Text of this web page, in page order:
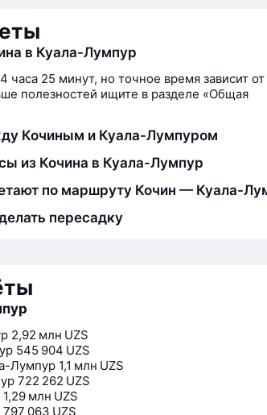
в Куала-Лумпур
часа 25 минут, но точное время зависит от
полезностей ищите в разделе «Общая
Кочиным и Куала-Лумпуром
из Кочина в Куала-Лумпур
по маршруту Кочин — Куала-
пересадку
2,92 млн UZS
545 904 UZS
Лумпур 1,1 млн UZS
722 262 UZS
1,29 млн UZS
797 063 UZS